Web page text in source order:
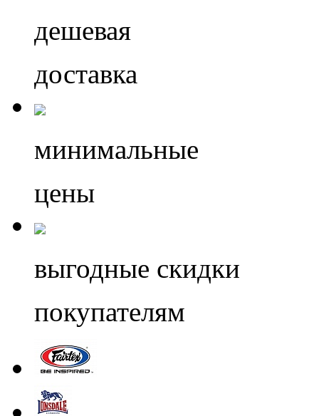
дешевая
доставка
минимальные
цены
выгодные скидки
покупателям